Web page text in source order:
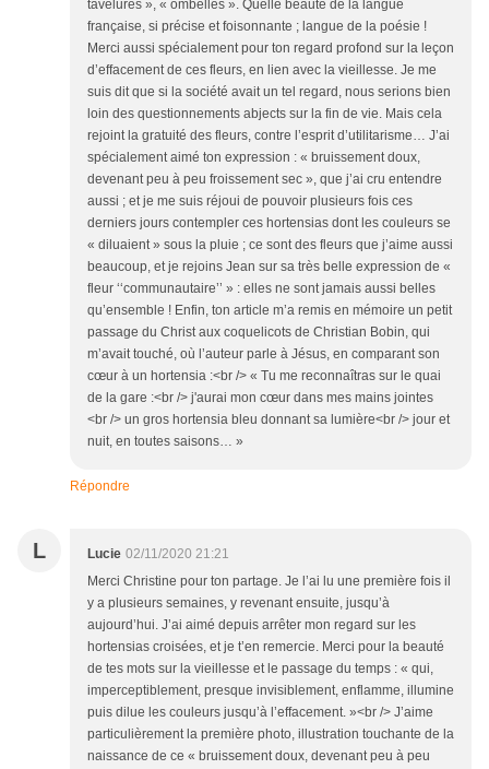
tavelures », « ombelles ». Quelle beauté de la langue
française, si précise et foisonnante ; langue de la poésie !
Merci aussi spécialement pour ton regard profond sur la leçon
d’effacement de ces fleurs, en lien avec la vieillesse. Je me
suis dit que si la société avait un tel regard, nous serions bien
loin des questionnements abjects sur la fin de vie. Mais cela
rejoint la gratuité des fleurs, contre l’esprit d’utilitarisme… J’ai
spécialement aimé ton expression : « bruissement doux,
devenant peu à peu froissement sec », que j’ai cru entendre
aussi ; et je me suis réjoui de pouvoir plusieurs fois ces
derniers jours contempler ces hortensias dont les couleurs se
« diluaient » sous la pluie ; ce sont des fleurs que j’aime aussi
beaucoup, et je rejoins Jean sur sa très belle expression de «
fleur ‘‘communautaire’’ » : elles ne sont jamais aussi belles
qu’ensemble ! Enfin, ton article m’a remis en mémoire un petit
passage du Christ aux coquelicots de Christian Bobin, qui
m’avait touché, où l’auteur parle à Jésus, en comparant son
cœur à un hortensia :<br /> « Tu me reconnaîtras sur le quai
de la gare :<br /> j'aurai mon cœur dans mes mains jointes
<br /> un gros hortensia bleu donnant sa lumière<br /> jour et
nuit, en toutes saisons… »
Répondre
L Lucie 02/11/2020 21:21
Merci Christine pour ton partage. Je l’ai lu une première fois il
y a plusieurs semaines, y revenant ensuite, jusqu’à
aujourd’hui. J’ai aimé depuis arrêter mon regard sur les
hortensias croisées, et je t’en remercie. Merci pour la beauté
de tes mots sur la vieillesse et le passage du temps : « qui,
imperceptiblement, presque invisiblement, enflamme, illumine
puis dilue les couleurs jusqu’à l’effacement. »<br /> J’aime
particulièrement la première photo, illustration touchante de la
naissance de ce « bruissement doux, devenant peu à peu